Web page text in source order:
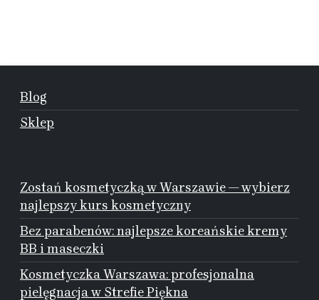
Blog
Sklep
Zostań kosmetyczką w Warszawie — wybierz
najlepszy kurs kosmetyczny
Bez parabenów: najlepsze koreańskie kremy
BB i maseczki
Kosmetyczka Warszawa: profesjonalna
pielęgnacja w Strefie Piękna